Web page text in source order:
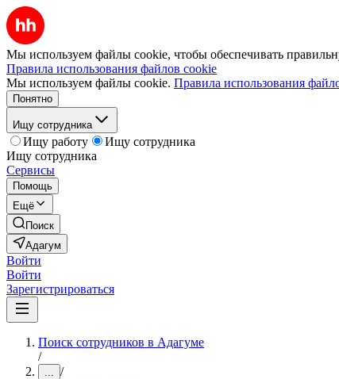
Мы используем файлы cookie, чтобы обеспечивать
Правила использования файлов cookie
Мы используем файлы cookie. Правила использования
Понятно
Ищу сотрудника
Ищу работу
Ищу сотрудника
Ищу сотрудника
Сервисы
Помощь
Ещё
Поиск
Адагум
Войти
Войти
Зарегистрироваться
Поиск сотрудников в Адагуме
/
... /